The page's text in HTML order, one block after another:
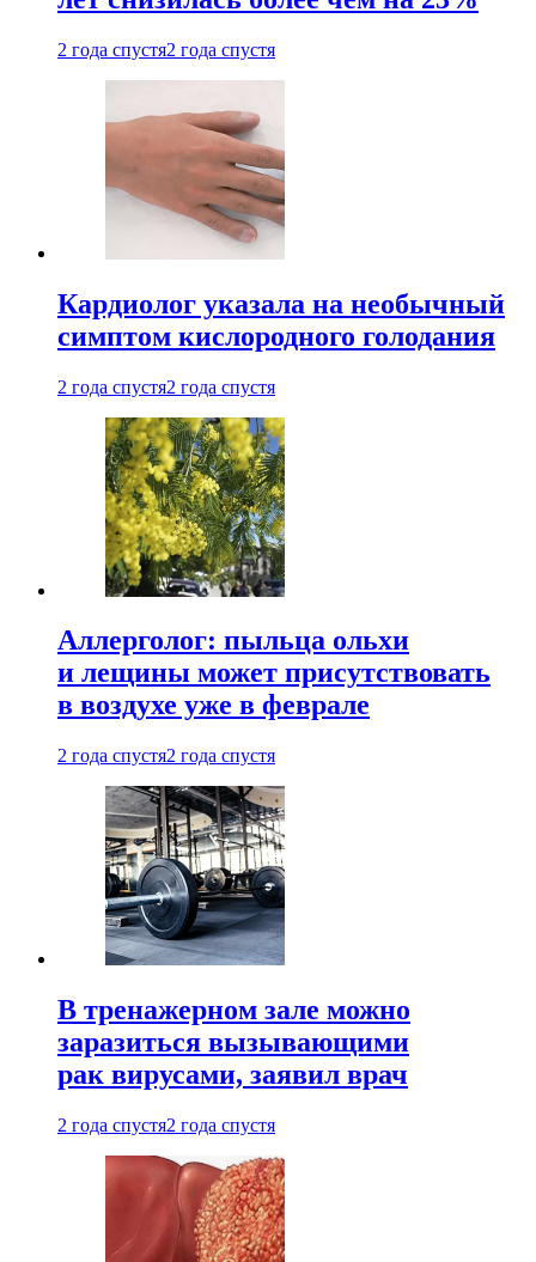
2 года спустя2 года спустя
Кардиолог указала на необычный
симптом кислородного голодания
2 года спустя2 года спустя
Аллерголог: пыльца ольхи
и лещины может присутствовать
в воздухе уже в феврале
2 года спустя2 года спустя
В тренажерном зале можно
заразиться вызывающими
рак вирусами, заявил врач
2 года спустя2 года спустя